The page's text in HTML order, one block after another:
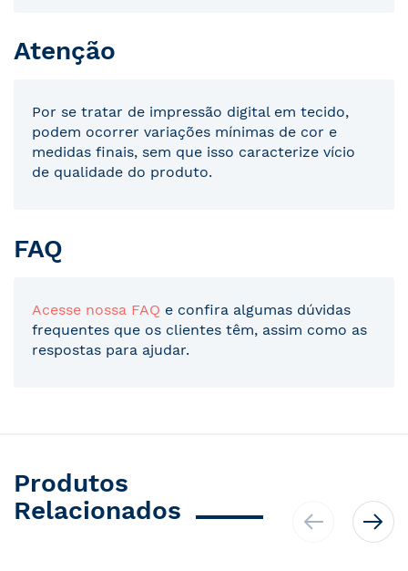
Atenção
Por se tratar de impressão digital em tecido,
podem ocorrer variações mínimas de cor e
medidas finais, sem que isso caracterize vício
de qualidade do produto.
FAQ
Acesse nossa FAQ e confira algumas dúvidas
frequentes que os clientes têm, assim como as
respostas para ajudar.
Produtos
Relacionados